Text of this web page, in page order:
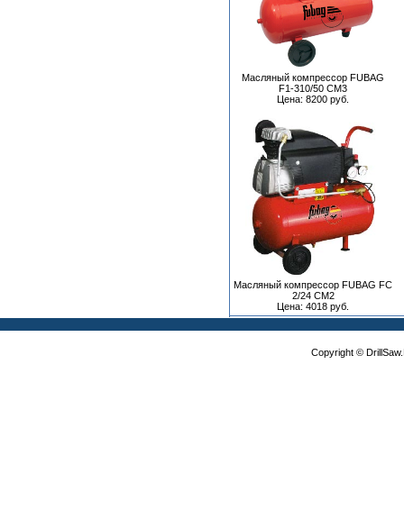
Масляный компрессор FUBAG
F1-310/50 CM3
Цена: 8200 руб.
Масляный компрессор FUBAG FC
2/24 CM2
Цена: 4018 руб.
Copyright ©